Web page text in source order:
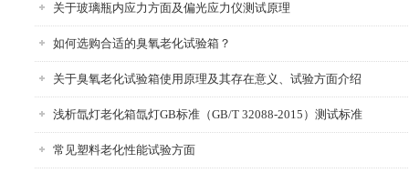
关于玻璃瓶内应力方面及偏光应力仪测试原理
如何选购合适的臭氧老化试验箱？
关于臭氧老化试验箱使用原理及其存在意义、试验方面介绍
浅析氙灯老化箱氙灯GB标准（GB/T 32088-2015）测试标准
常见塑料老化性能试验方面